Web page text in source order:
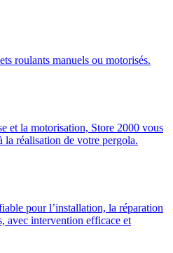
roulants manuels ou motorisés.
et la motorisation, Store 2000 vous
la réalisation de votre pergola.
pour l’installation, la réparation
avec intervention efficace et